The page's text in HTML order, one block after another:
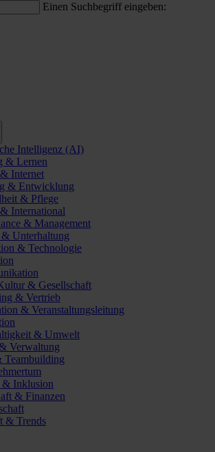
Einen Suchbegriff eingeben:
Intelligenz (AI)
& Lernen
Internet
& Entwicklung
& Pflege
International
& Management
Unterhaltung
& Technologie
& Gesellschaft
& Vertrieb
& Veranstaltungsleitung
& Umwelt
Verwaltung
Teambuilding
Inklusion
& Finanzen
& Trends